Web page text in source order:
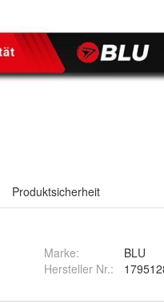
Produktsicherheit
Marke:
BLU
Hersteller Nr.: